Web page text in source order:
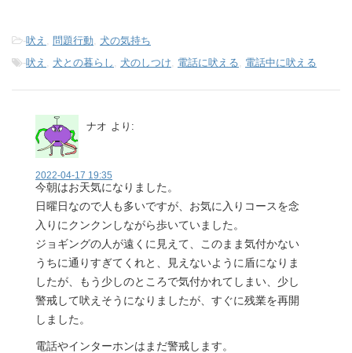
-吠え 問題行動 犬の気持ち
-吠え 犬との暮らし 犬のしつけ 電話に吠える 電話中に吠える
ナオ より:
2022-04-17 19:35
今朝はお天気になりました。
日曜日なので人も多いですが、お気に入りコースを念
入りにクンクンしながら歩いていました。
ジョギングの人が遠くに見えて、このまま気付かない
うちに通りすぎてくれと、見えないように盾になりま
したが、もう少しのところで気付かれてしまい、少し
警戒して吠えそうになりましたが、すぐに残業を再開
しました。
電話やインターホンはまだ警戒します。